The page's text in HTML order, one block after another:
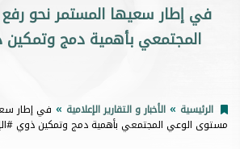
في إطار سعيها المستمر نحو
المجتمعي بأهمية دمج وتمكين
الرئيسية الأخبار و التقارير الإعلامية
في إطار
مستوى الوعي المجتمعي بأهمية دمج وتمكين ذوي